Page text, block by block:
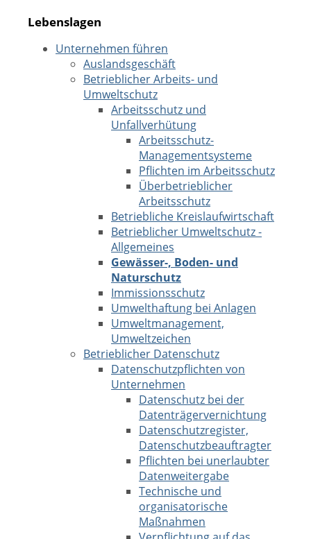
Lebenslagen
Unternehmen führen
Auslandsgeschäft
Betrieblicher Arbeits- und
Umweltschutz
Arbeitsschutz und
Unfallverhütung
Arbeitsschutz-
Managementsysteme
Pflichten im Arbeitsschutz
Überbetrieblicher
Arbeitsschutz
Betriebliche Kreislaufwirtschaft
Betrieblicher Umweltschutz -
Allgemeines
Gewässer-, Boden- und
Naturschutz
Immissionsschutz
Umwelthaftung bei Anlagen
Umweltmanagement,
Umweltzeichen
Betrieblicher Datenschutz
Datenschutzpflichten von
Unternehmen
Datenschutz bei der
Datenträgervernichtung
Datenschutzregister,
Datenschutzbeauftragter
Pflichten bei unerlaubter
Datenweitergabe
Technische und
organisatorische
Maßnahmen